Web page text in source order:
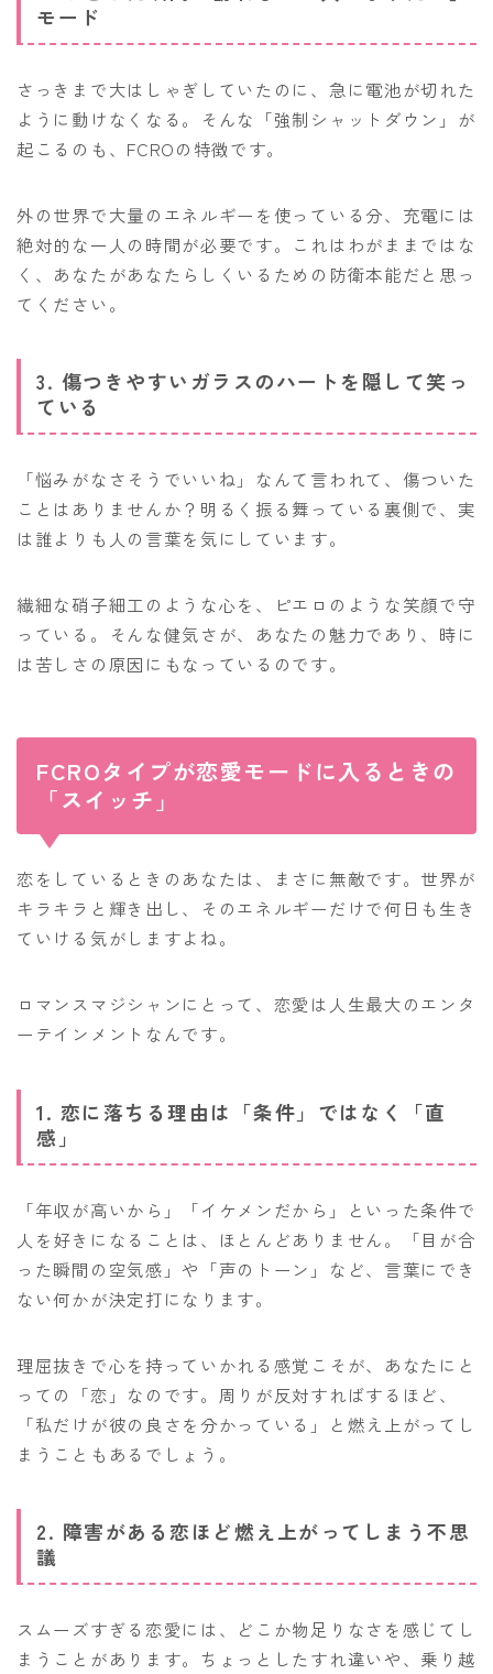
モード
さっきまで大はしゃぎしていたのに、急に電池が切れた
ように動けなくなる。そんな「強制シャットダウン」が
起こるのも、FCROの特徴です。
外の世界で大量のエネルギーを使っている分、充電には
絶対的な一人の時間が必要です。これはわがままではな
く、あなたがあなたらしくいるための防衛本能だと思っ
てください。
3. 傷つきやすいガラスのハートを隠して笑っ
ている
「悩みがなさそうでいいね」なんて言われて、傷ついた
ことはありませんか？明るく振る舞っている裏側で、実
は誰よりも人の言葉を気にしています。
繊細な硝子細工のような心を、ピエロのような笑顔で守
っている。そんな健気さが、あなたの魅力であり、時に
は苦しさの原因にもなっているのです。
FCROタイプが恋愛モードに入るときの
「スイッチ」
恋をしているときのあなたは、まさに無敵です。世界が
キラキラと輝き出し、そのエネルギーだけで何日も生き
ていける気がしますよね。
ロマンスマジシャンにとって、恋愛は人生最大のエンタ
ーテインメントなんです。
1. 恋に落ちる理由は「条件」ではなく「直
感」
「年収が高いから」「イケメンだから」といった条件で
人を好きになることは、ほとんどありません。「目が合
った瞬間の空気感」や「声のトーン」など、言葉にでき
ない何かが決定打になります。
理屈抜きで心を持っていかれる感覚こそが、あなたにと
っての「恋」なのです。周りが反対すればするほど、
「私だけが彼の良さを分かっている」と燃え上がってし
まうこともあるでしょう。
2. 障害がある恋ほど燃え上がってしまう不思
議
スムーズすぎる恋愛には、どこか物足りなさを感じてし
まうことがあります。ちょっとしたすれ違いや、乗り越